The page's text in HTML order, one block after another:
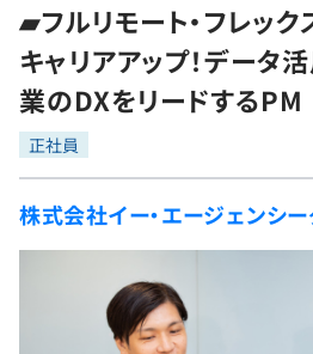
転職成功ガイド
転職エージェント
インタビュー
転職成功ガイド
求人検索
本選考
インターン
新卒エージェント
イベント・セミナー
インタビュー
学習
問題集
4択課題
リファレンス
スキルチェック
プログラミング言語
再チャレンジ結果一覧
ゲーム・マンガ
Tech Team Journal
paiza times
paizaとは？
▰フルリモート・フレッ
キャリアアップ！データ
業のDXをリードするPM
正社員
株式会社イー・エージェンシ